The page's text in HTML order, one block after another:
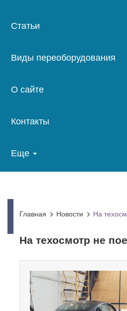
Статьи
Виды переоборудования
О сайте
Контакты
Еще
Главная Новости На
На техосмотр не